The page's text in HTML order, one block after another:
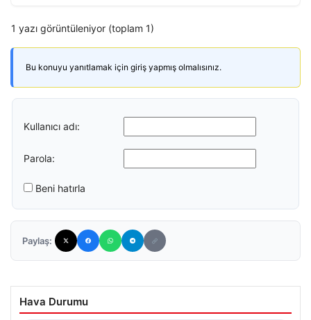
1 yazı görüntüleniyor (toplam 1)
Bu konuyu yanıtlamak için giriş yapmış olmalısınız.
Kullanıcı adı:
Parola:
Beni hatırla
Paylaş:
Hava Durumu